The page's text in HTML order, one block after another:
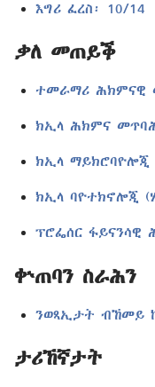
እግሪ ፈረስ፡ 10/14
ቃለ መጠይቕ
ተመራማሪ ሕክምናዊ
ክኢላ ሕክምና
ክኢላ ማይክሮባዮሎጂ
ክኢላ ባዮተክኖሎጂ
ፕሮፌሰር ፋይናንሳዊ
ቍጠባን ስራሕን
ንወጻኢታት ብኸመይ
ታሪኸኛታት